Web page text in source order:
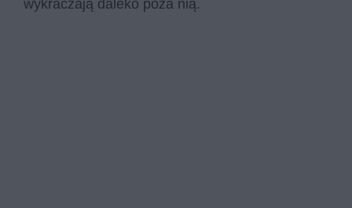
wykraczają daleko poza nią.